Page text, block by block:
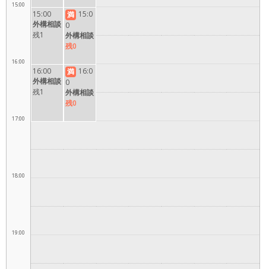
15:00
16:00
17:00
18:00
19:00
15:00
外構相談
残1
16:00
外構相談
残1
満 15:0
0
外構相談
残0
満 16:0
0
外構相談
残0